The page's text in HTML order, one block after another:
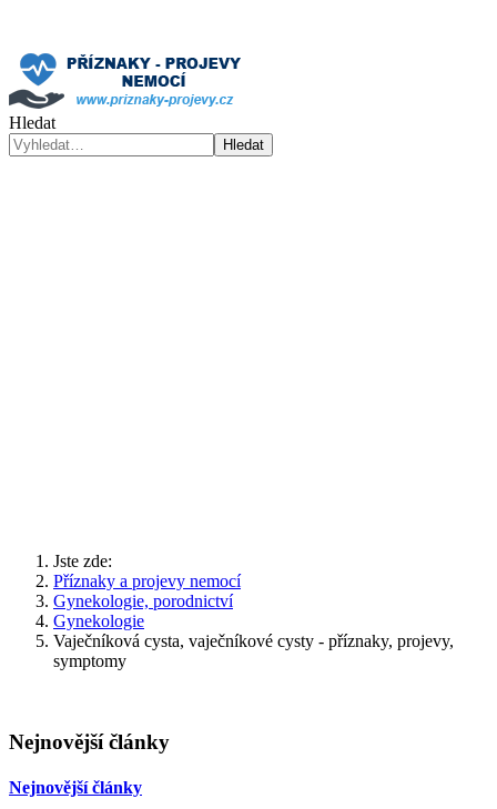
Hledat
Hledat
Jste zde:
Příznaky a projevy nemocí
Gynekologie, porodnictví
Gynekologie
Vaječníková cysta, vaječníkové cysty - příznaky, projevy,
symptomy
Nejnovější články
Nejnovější články